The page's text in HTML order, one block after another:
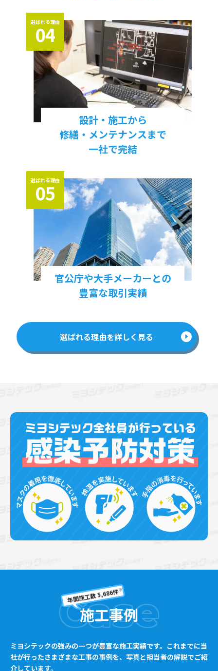
選ばれる理由
04
設計・施工から
修繕・メンテナンスまで
一社で完結
選ばれる理由
05
官公庁や大手メーカーとの
豊富な取引実績
選ばれる理由を詳しく見る
年間施工数 5,686件※
施工事例
Case
ミヨシテックの強みの一つが豊富な施工実績です。これまでに当
社が行ったさまざまな工事の事例を、写真と担当者の解説でご紹
介しています。